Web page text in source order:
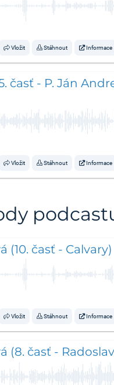
Vložit Stáhnout Informace
časť - P. Ján
Vložit Stáhnout Informace
(10. časť - Calvary)
Vložit Stáhnout Informace
(8. časť -